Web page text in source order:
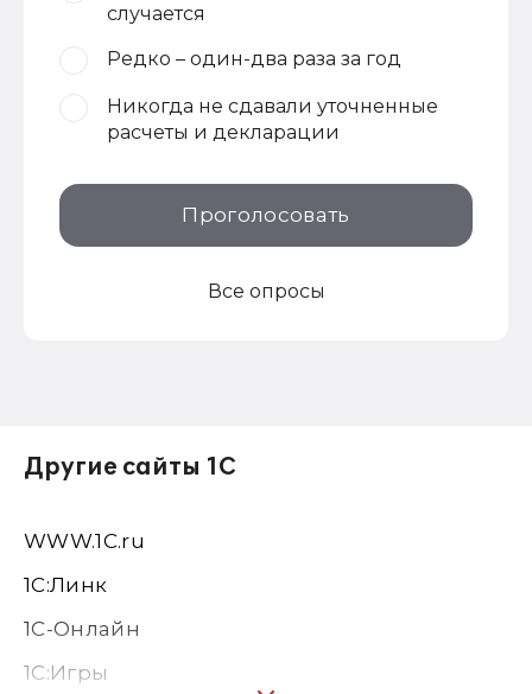
случается
Редко – один-два раза за год
Никогда не сдавали уточненные
расчеты и декларации
Проголосовать
Все опросы
Другие сайты 1С
WWW.1С.ru
1С:Линк
1С-Онлайн
1C:Игры